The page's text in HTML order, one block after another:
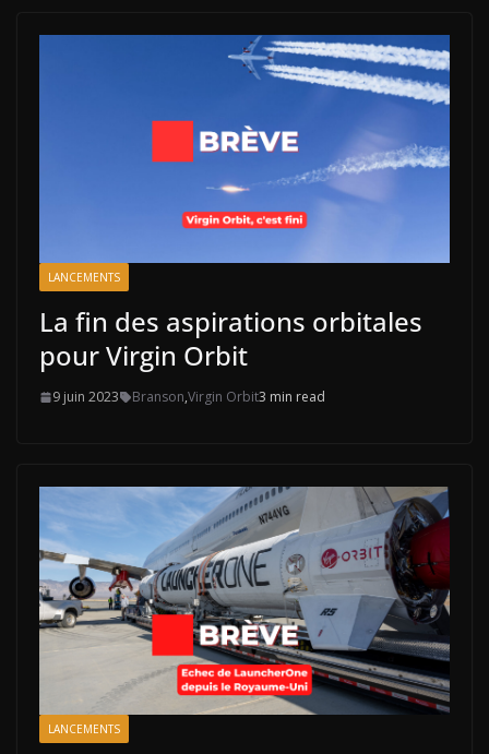
LANCEMENTS
La fin des aspirations orbitales
pour Virgin Orbit
9 juin 2023 Branson,Virgin Orbit3 min read
LANCEMENTS